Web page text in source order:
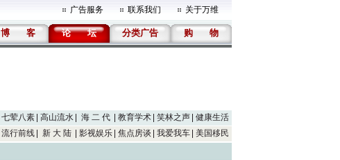
广告服务 联系我们 关于万维
博 客 论 坛 分类广告 购 物
七荤八素 高山流水 海 二 代 教育学术 笑林之声
健康生活
流行前线 新 大 陆 影视娱乐 焦点房谈 我爱我车 美国移民